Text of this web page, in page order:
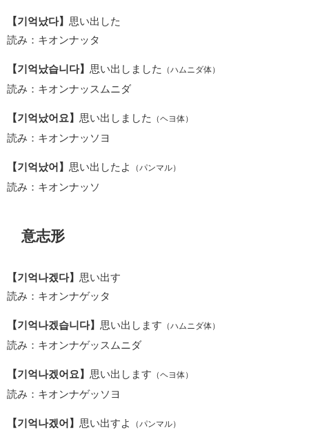
【기억났다】 思い出した
読み：キオンナッタ
【기억났습니다】 思い出しました （ハムニダ体）
読み：キオンナッスムニダ
【기억났어요】 思い出しました （ヘヨ体）
読み：キオンナッソヨ
【기억났어】 思い出したよ （パンマル）
読み：キオンナッソ
意志形
【기억나겠다】 思い出す
読み：キオンナゲッタ
【기억나겠습니다】 思い出します （ハムニダ体）
読み：キオンナゲッスムニダ
【기억나겠어요】 思い出します （ヘヨ体）
読み：キオンナゲッソヨ
【기억나겠어】 思い出すよ （パンマル）